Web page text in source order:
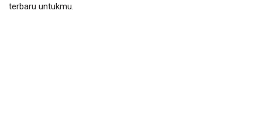
terbaru untukmu.